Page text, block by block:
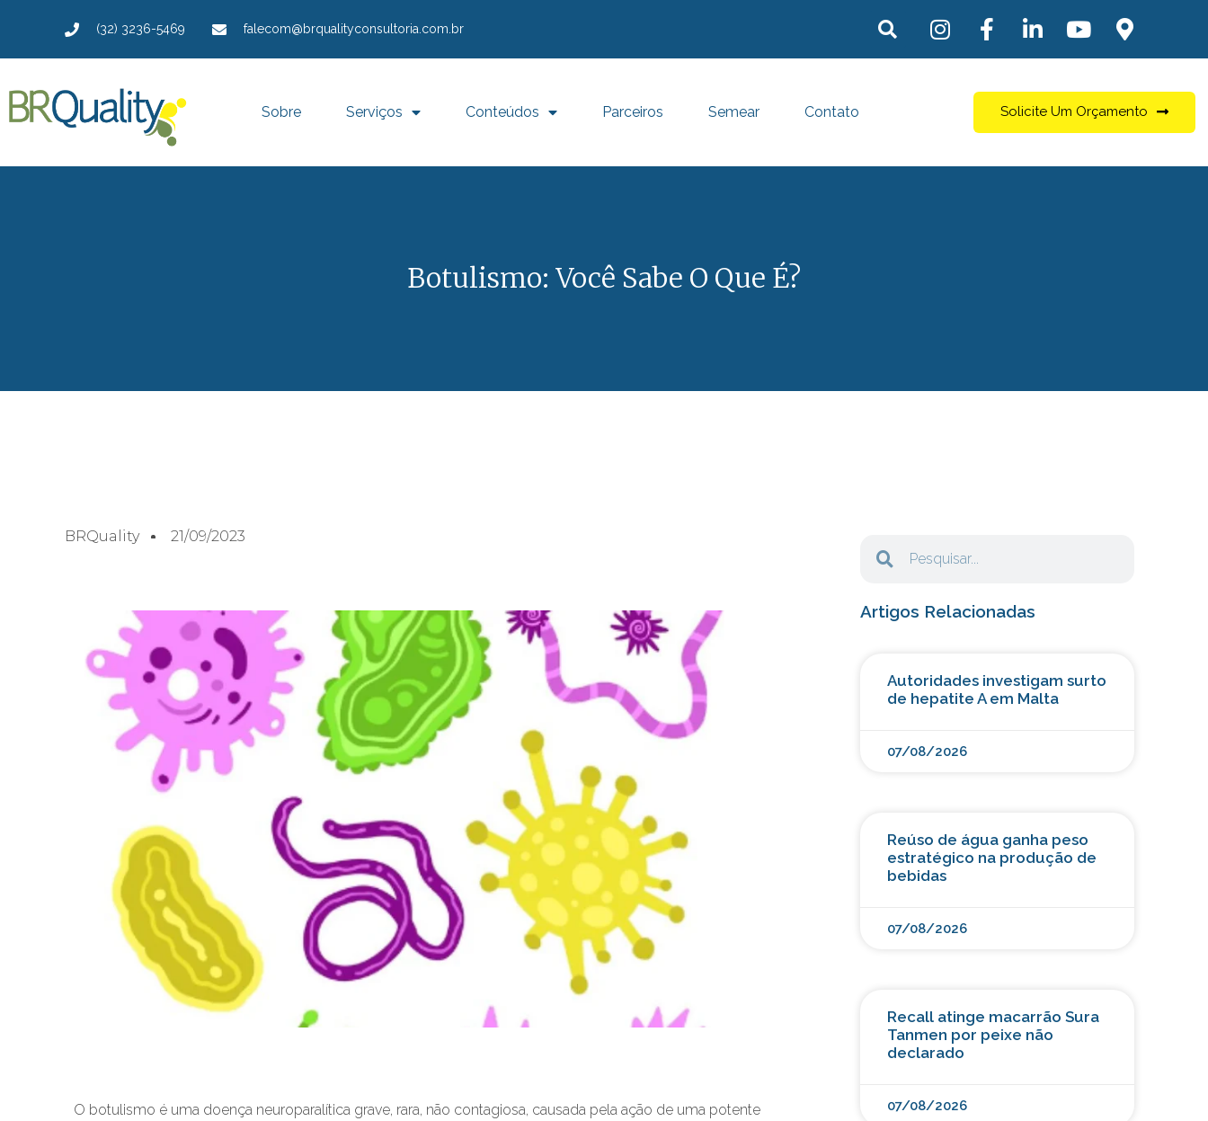
(32) 3236-5469 falecom@brqualityconsultoria.com.br
Sobre Serviços Conteúdos Parceiros Semear Contato Solicite Um Orçamento
Botulismo: Você Sabe O Que É?
BRQuality 21/09/2023
O botulismo é uma doença neuroparalítica grave, rara, não contagiosa, causada pela ação de uma potente
Artigos Relacionadas
Autoridades investigam surto
de hepatite A em Malta
07/08/2026
Reúso de água ganha peso
estratégico na produção de
bebidas
07/08/2026
Recall atinge macarrão Sura
Tanmen por peixe não
declarado
07/08/2026